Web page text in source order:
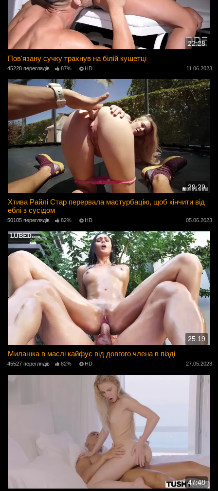
22:28
Пов'язану сучку трахнув на білій кушетці
45228 переглядів 87% HD 11.06.2023
29:29
Хтива Райлі Стар перервала мастурбацію, щоб кінчити від
еблі з сусідом
50105 переглядів 82% HD 05.06.2023
25:19
Милашка в маслі кайфує від довгого члена в пізді
45527 переглядів 82% HD 27.05.2023
47:48